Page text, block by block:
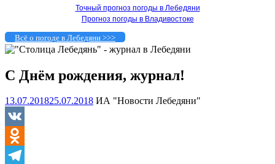
Точный прогноз погоды в Лебедяни
Прогноз погоды в Владивостоке
Всё о погоде в Лебедяни >>>
С Днём рождения, журнал!
13.07.201825.07.2018 ИА "Новости Лебедяни"
VK
Odnoklassniki